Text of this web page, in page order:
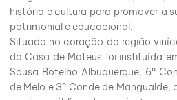
história e cultura para promover a
patrimonial e educacional.
Situada no coração da região
da Casa de Mateus foi instituída
Sousa Botelho Albuquerque, 6º
de Melo e 3º Conde de